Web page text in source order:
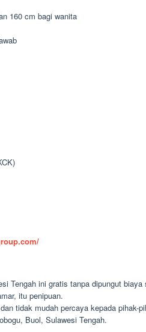
160 cm bagi wanita
Tengah ini gratis tanpa dipungut biaya
itu penipuan.
tidak mudah percaya kepada pihak-
Buol, Sulawesi Tengah.